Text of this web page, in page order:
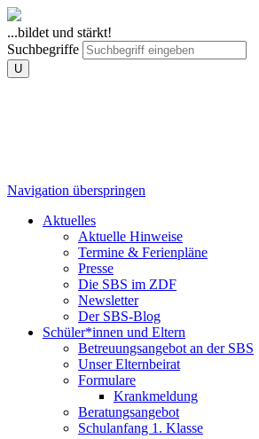
...bildet und stärkt!
Suchbegriffe
U
Navigation überspringen
Aktuelles
Aktuelle Hinweise
Termine & Ferienpläne
Presse
Die SBS im ZDF
Newsletter
Der SBS-Blog
Schüler*innen und Eltern
Betreuungsangebot an der SBS
Unser Elternbeirat
Formulare
Krankmeldung
Beratungsangebot
Schulanfang 1. Klasse